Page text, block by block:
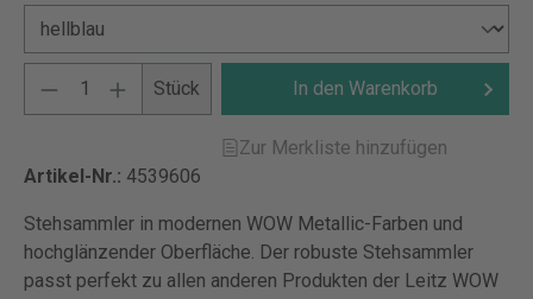
Stück In den Warenkorb
Zur Merkliste hinzufügen
Artikel-Nr.: 4539606
Stehsammler in modernen WOW Metallic-Farben und
hochglänzender Oberfläche. Der robuste Stehsammler
passt perfekt zu allen anderen Produkten der Leitz WOW